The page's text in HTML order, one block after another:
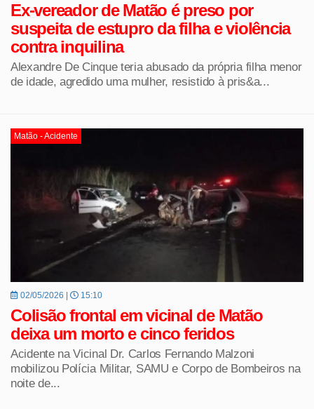
Ex-vereador de Matão é preso por
suspeita de estupro da filha e violência
contra inquilina
Alexandre De Cinque teria abusado da própria filha menor
de idade, agredido uma mulher, resistido à pris&a...
Matão - Acidente
02/05/2026 | 15:10
Colisão frontal em vicinal de Matão
deixa um morto e cinco feridos
Acidente na Vicinal Dr. Carlos Fernando Malzoni
mobilizou Polícia Militar, SAMU e Corpo de Bombeiros na
noite de...